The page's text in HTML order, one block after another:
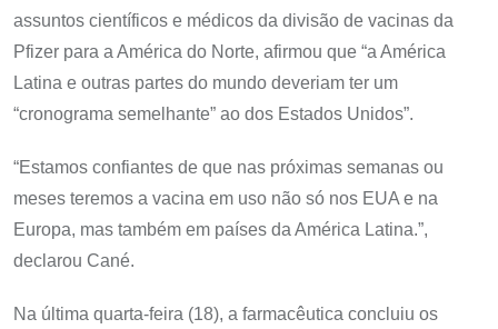
assuntos científicos e médicos da divisão de vacinas da
Pfizer para a América do Norte, afirmou que “a América
Latina e outras partes do mundo deveriam ter um
“cronograma semelhante” ao dos Estados Unidos”.
“Estamos confiantes de que nas próximas semanas ou
meses teremos a vacina em uso não só nos EUA e na
Europa, mas também em países da América Latina.”,
declarou Cané.
Na última quarta-feira (18), a farmacêutica concluiu os